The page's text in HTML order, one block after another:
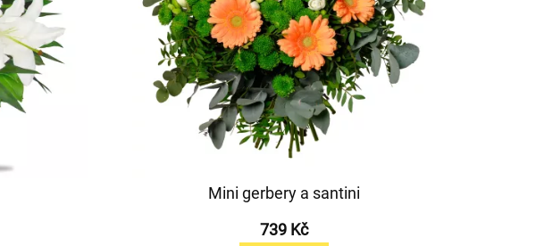
Mini gerbery a santini
739 Kč